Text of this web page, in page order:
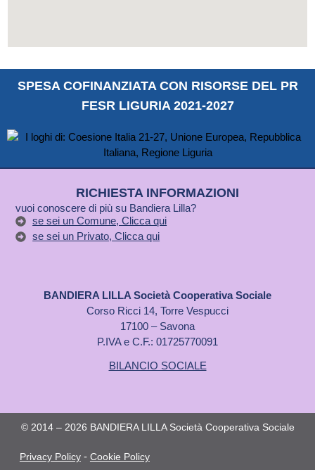
SPESA COFINANZIATA CON RISORSE DEL PR
FESR LIGURIA 2021-2027
RICHIESTA INFORMAZIONI
vuoi conoscere di più su Bandiera Lilla?
se sei un Comune, Clicca qui
se sei un Privato, Clicca qui
BANDIERA LILLA Società Cooperativa Sociale
Corso Ricci 14, Torre Vespucci
17100 – Savona
P.IVA e C.F.: 01725770091
BILANCIO SOCIALE
© 2014 – 2026 BANDIERA LILLA Società Cooperativa Sociale
Privacy Policy - Cookie Policy